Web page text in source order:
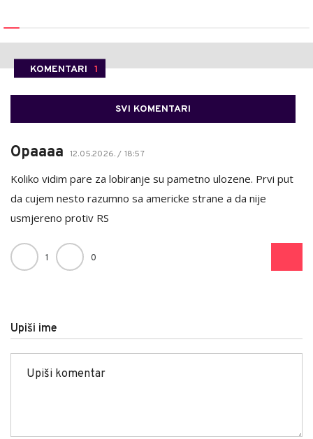
KOMENTARI 1
SVI KOMENTARI
Opaaaa 12.05.2026. / 18:57
Koliko vidim pare za lobiranje su pametno ulozene. Prvi put
da cujem nesto razumno sa americke strane a da nije
usmjereno protiv RS
1 0
Upiši ime